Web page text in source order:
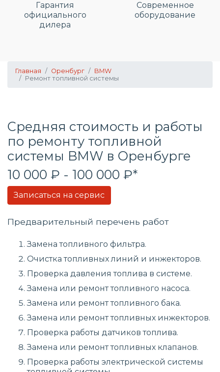
Гарантия
официального
дилера
Современное
оборудование
Главная Оренбург
BMW
Ремонт топливной системы
Средняя стоимость и работы
по ремонту топливной
системы BMW в Оренбурге
10 000 ₽ - 100 000 ₽*
Записаться на сервис
Предварительный перечень работ
Замена топливного фильтра.
Очистка топливных линий и инжекторов.
Проверка давления топлива в системе.
Замена или ремонт топливного насоса.
Замена или ремонт топливного бака.
Замена или ремонт топливных инжекторов.
Проверка работы датчиков топлива.
Замена или ремонт топливных клапанов.
Проверка работы электрической системы